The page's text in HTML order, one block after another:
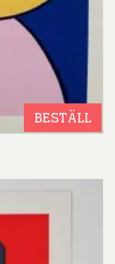
BESTÄLL